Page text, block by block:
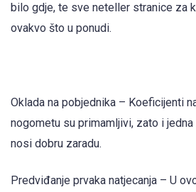
bilo gdje, te sve neteller stranice za
ovakvo što u ponudi.
Oklada na pobjednika – Koeficijenti
nogometu su primamljivi, zato i
nosi dobru zaradu.
Predviđanje prvaka natjecanja – U